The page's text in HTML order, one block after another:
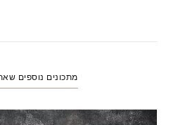
מתכונים נוספים